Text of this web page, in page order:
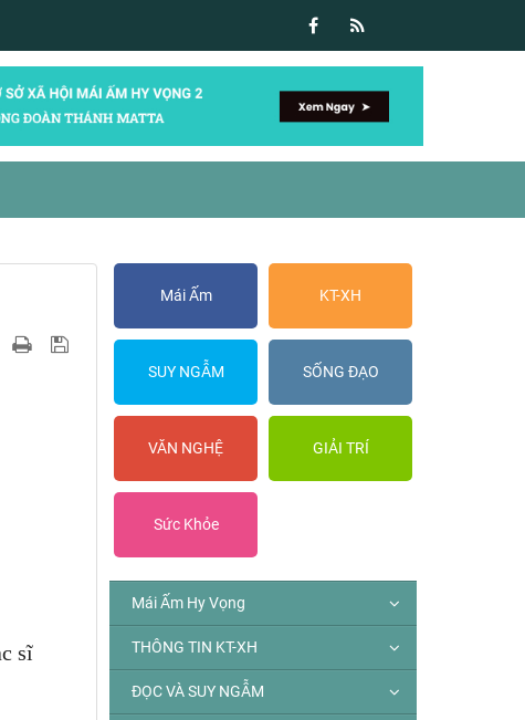
sĩ
Mái Ấm KT-XH
SUY NGẪM SỐNG ĐẠO
VĂN NGHỆ GIẢI TRÍ
Sức Khỏe
Mái Ấm Hy Vọng
THÔNG TIN KT-XH
ĐỌC VÀ SUY NGẪM